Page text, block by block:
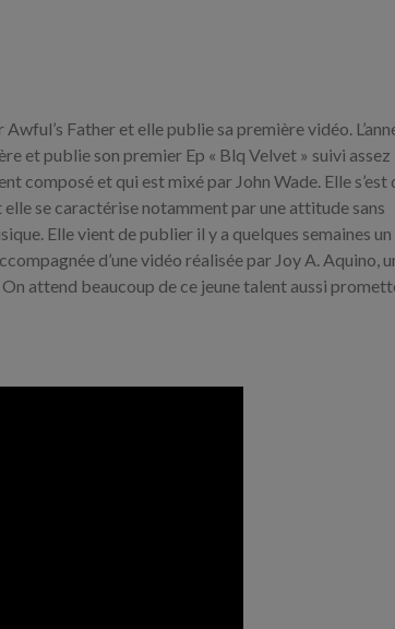
Father et elle publie sa première vidéo.
et publie son premier Ep « Blq Velvet » suivi assez
composé et qui est mixé par John Wade. Elle s’est
se caractérise notamment par une attitude sans
Elle vient de publier il y a quelques semaines un
d’une vidéo réalisée par Joy A. Aquino,
attend beaucoup de ce jeune talent aussi